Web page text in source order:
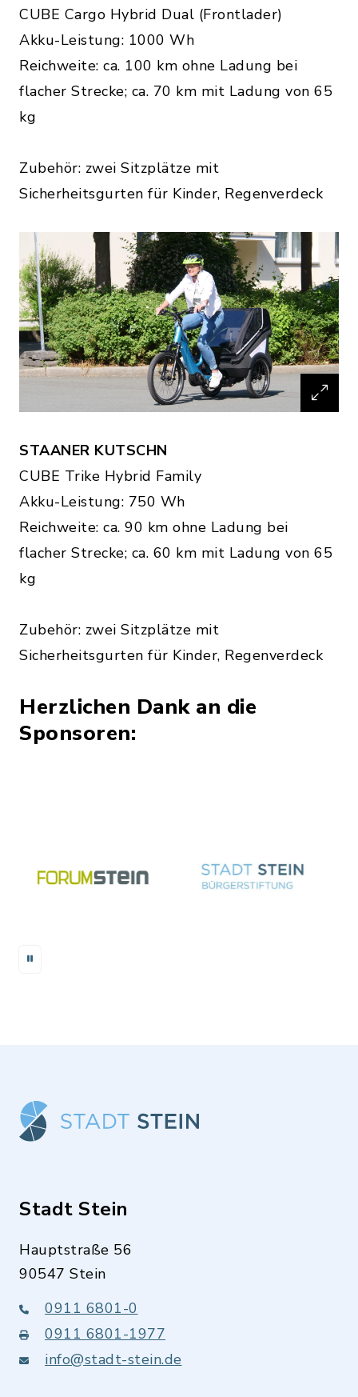
CUBE Cargo Hybrid Dual (Frontlader)
Akku-Leistung: 1000 Wh
Reichweite: ca. 100 km ohne Ladung bei
flacher Strecke; ca. 70 km mit Ladung von 65
kg
Zubehör: zwei Sitzplätze mit
Sicherheitsgurten für Kinder, Regenverdeck
STAANER KUTSCHN
CUBE Trike Hybrid Family
Akku-Leistung: 750 Wh
Reichweite: ca. 90 km ohne Ladung bei
flacher Strecke; ca. 60 km mit Ladung von 65
kg
Zubehör: zwei Sitzplätze mit
Sicherheitsgurten für Kinder, Regenverdeck
Herzlichen Dank an die
Sponsoren:
Stadt Stein
Hauptstraße 56
90547 Stein
0911 6801-0
0911 6801-1977
info@stadt-stein.de